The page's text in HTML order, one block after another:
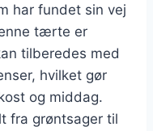
har fundet sin vej
tærte er
tilberedes med
hvilket gør
og middag.
fra grøntsager til